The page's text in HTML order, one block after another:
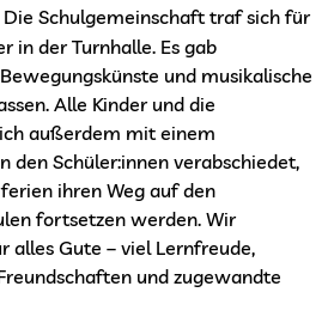
Die Schulgemeinschaft traf sich für
in der Turnhalle. Es gab
und musikalische
Alle Kinder und die
außerdem mit einem
den Schüler:innen verabschiedet,
ihren Weg auf den
fortsetzen werden. Wir
alles Gute – viel Lernfreude,
und zugewandte